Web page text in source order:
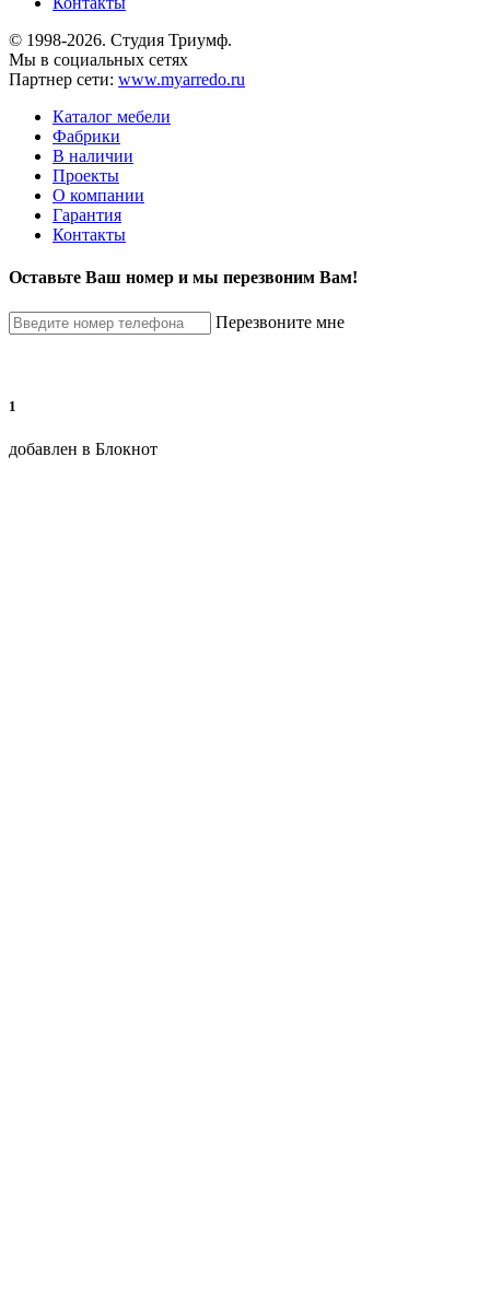
© 1998-2026. Студия Триумф.
Мы в социальных сетях
Партнер сети: www.myarredo.ru
Каталог мебели
Фабрики
В наличии
Проекты
О компании
Гарантия
Контакты
Оставьте Ваш номер и мы перезвоним Вам!
Перезвоните мне
1
добавлен в Блокнот